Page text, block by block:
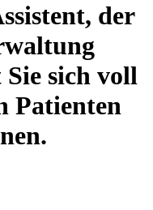
der
sich voll
Patienten